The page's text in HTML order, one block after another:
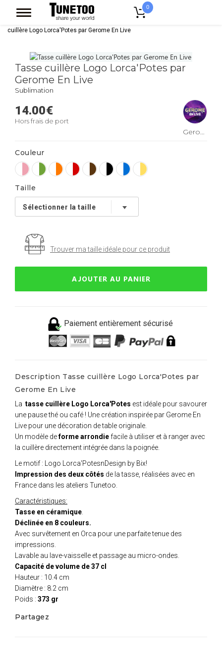
0
Accessoires Casquettes
cuillère Logo Lorca'Potes par Gerome En Live
Tasse cuillère Logo Lorca'Potes par
Gerome En Live
Sublimation
14.00€
Hors frais de port
Gerome
Couleur
Taille
Trouver ma taille idéale pour ce produit
AJOUTER AU PANIER
Paiement entièrement sécurisé
Description Tasse cuillère Logo Lorca'Potes par
Gerome En Live
La tasse cuillère Logo Lorca'Potes est idéale pour savourer
une pause thé ou café ! Une création inspirée par Gerome En
Live pour une décoration de table originale.
Un modèle deforme arrondiefacile à utiliser et à ranger avec
la cuillère directement intégrée dans la poignée.
Le motif : Logo Lorca'PotesnDesign by Bix!
Impression des deux côtés de la tasse, réalisées avec en
France dans les ateliers Tunetoo.
Caractéristiques:
Tasse en céramique
Déclinée en 8 couleurs.
Avec survêtement en Orca pour une parfaite tenue des
impressions.
Lavable au lave-vaisselle et passage au micro-ondes.
Capacité de volume de 37 cl
Hauteur : 10.4 cm
Diamètre : 8.2 cm
Poids : 373 gr
Partagez